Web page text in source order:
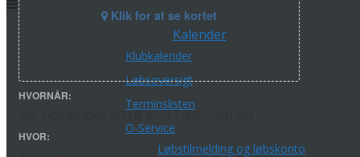
Kalender
Klubkalender
Løbsoversigt
Terminslisten
O-Service
Løbstilmelding og løbskonto
Klik for at se kortet
HVORNÅR:
29. november 2018 kl. 17:45 – 20:00
HVOR: